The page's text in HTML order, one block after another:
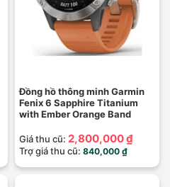
Đồng hồ thông minh Garmin
Fenix 6 Sapphire Titanium
with Ember Orange Band
Giá thu cũ: 2,800,000 ₫
Trợ giá thu cũ: 840,000 ₫